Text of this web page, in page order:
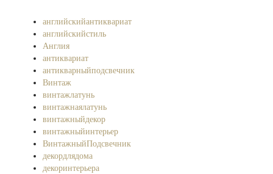
английскийантиквариат
английскийстиль
Англия
антиквариат
антикварныйподсвечник
Винтаж
винтажлатунь
винтажнаялатунь
винтажныйдекор
винтажныйинтерьер
ВинтажныйПодсвечник
декордлядома
декоринтерьера